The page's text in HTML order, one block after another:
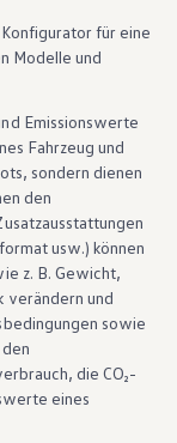
und
für eine
Modelle und
Emissionswerte
Fahrzeug und
sondern dienen
den
usw.) können
z. B. Gewicht,
verändern und
sowie
die CO₂-
eines